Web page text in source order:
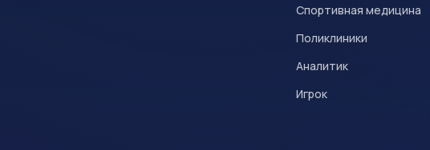
Спортивная медицина
Поликлиники
Аналитик
Игрок